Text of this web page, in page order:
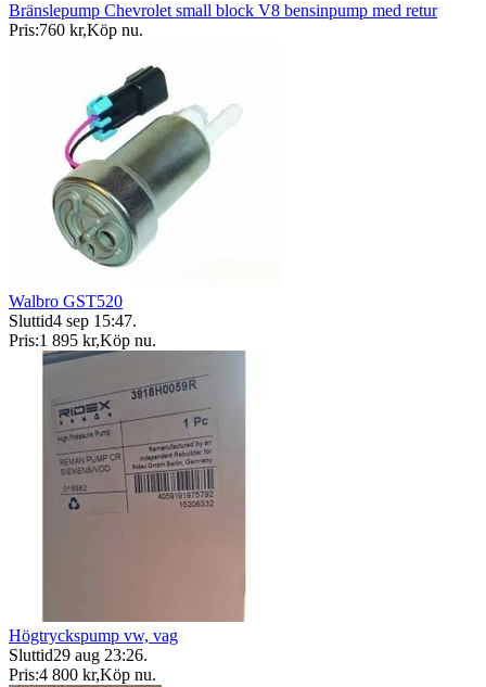
Bränslepump Chevrolet small block V8 bensinpump med retur
Pris:760 kr,Köp nu.
Walbro GST520
Sluttid4 sep 15:47.
Pris:1 895 kr,Köp nu.
Högtryckspump vw, vag
Sluttid29 aug 23:26.
Pris:4 800 kr,Köp nu.